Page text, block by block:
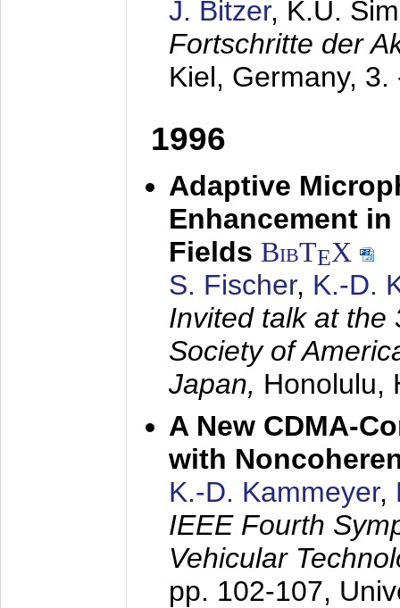
J. Bitzer, K.U.
Fortschritte der
Kiel, Germany, 3.
1996
Adaptive
Enhancement
Fields BibTEX
S. Fischer, K.-D.
Invited talk at the
Society of
Japan, Honolulu,
A New CDMA-
with
K.-D. Kammeyer,
IEEE Fourth
Vehicular
pp. 102-107,